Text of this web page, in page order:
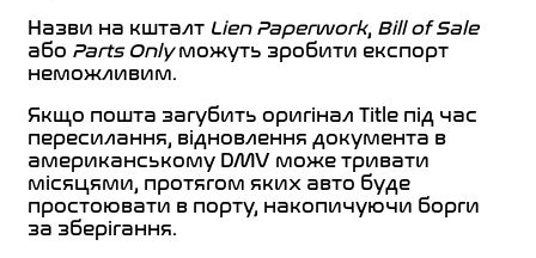
Назви на кшталт Lien Paperwork, Bill of Sale
або Parts Onlyможуть зробити експорт
неможливим.
Якщо пошта загубить оригінал Title під час
пересилання, відновлення документа в
американському DMV може тривати
місяцями, протягом яких авто буде
простоювати в порту, накопичуючи борги
за зберігання.